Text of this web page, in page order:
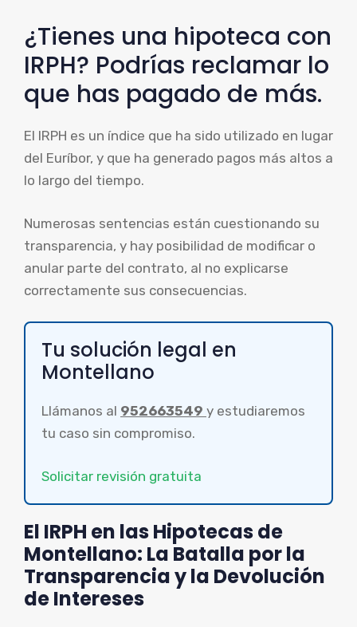
¿Tienes una hipoteca con
IRPH? Podrías reclamar lo
que has pagado de más.
El IRPH es un índice que ha sido utilizado en lugar
del Euríbor, y que ha generado pagos más altos a
lo largo del tiempo.
Numerosas sentencias están cuestionando su
transparencia, y hay posibilidad de modificar o
anular parte del contrato, al no explicarse
correctamente sus consecuencias.
Tu solución legal en
Montellano
Llámanos al 952663549 y estudiaremos
tu caso sin compromiso.
Solicitar revisión gratuita
El IRPH en las Hipotecas de
Montellano: La Batalla por la
Transparencia y la Devolución
de Intereses